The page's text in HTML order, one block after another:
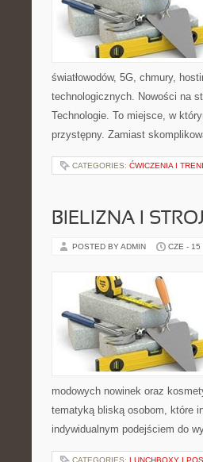
światłowodów, 5G, chmury,
technologicznych. Nowości na
Technologie. To miejsce, w
przystępny. Zamiast
CATEGORIES: ĆWICZENIA I
BIELIZNA I
POSTED BY ADMIN CZE - 15
modowych nowinek oraz
tematyką bliską osobom, które
indywidualnym podejściem do
CATEGORIES: LUNCHBOXY I